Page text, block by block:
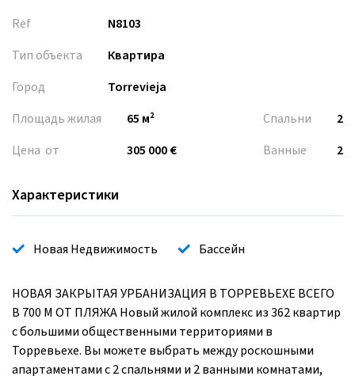
Ref
N8103
Тип объекта
Квартира
Город
Torrevieja
Площадь жилая
65 м²
Цена от
305 000 €
Спальни
2
Ванные
2
Характеристики
Новая Недвижимость Бассейн
НОВАЯ ЗАКРЫТАЯ УРБАНИЗАЦИЯ В ТОРРЕВЬЕХЕ ВСЕГО
В 700 М ОТ ПЛЯЖА Новый жилой комплекс из 362 квартир
с большими общественными территориями в
Торревьехе. Вы можете выбрать между роскошными
апартаментами с 2 спальнями и 2 ванными комнатами,